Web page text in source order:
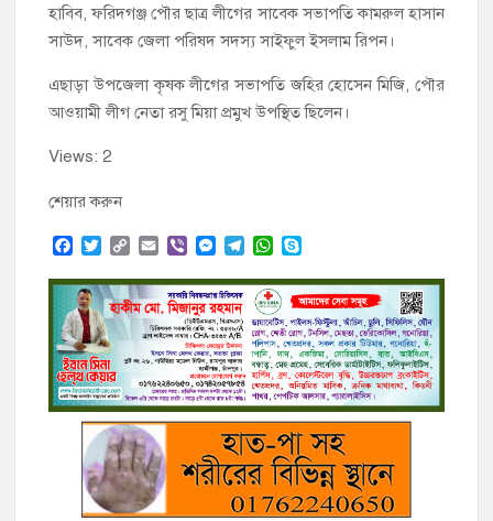
হাবিব, ফরিদগঞ্জ পৌর ছাত্র লীগের সাবেক সভাপতি কামরুল হাসান
সাউদ, সাবেক জেলা পরিষদ সদস্য সাইফুল ইসলাম রিপন।
এছাড়া উপজেলা কৃষক লীগের সভাপতি জহির হোসেন মিজি, পৌর
আওয়ামী লীগ নেতা রসু মিয়া প্রমুখ উপস্থিত ছিলেন।
Views: 2
শেয়ার করুন
F
c
e
b
o
o
k
T
i
t
t
e
r
C
p
y
L
i
n
k
E
a
i
l
V
b
e
r
M
s
s
e
n
g
e
r
T
l
e
g
a
m
W
a
t
s
A
p
p
y
p
e